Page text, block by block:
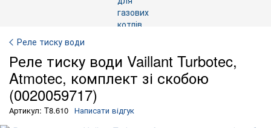
Реле тиску води
Реле тиску води Vaillant Turbotec,
Atmotec, комплект зі скобою
(0020059717)
Артикул: T8.610 Написати відгук